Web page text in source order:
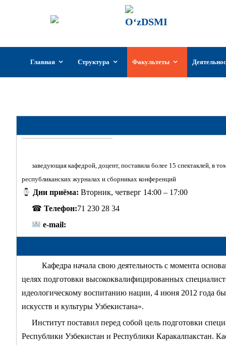
содержимому
Главная Структура Факультеты
заведующая кафедрой, доцент, поставила более 15 спектаклей, в
республиканских журналах и сборниках конференций
Дни приёма:Вторник, четверг 14:00 – 17:00
☎ Телефон:71 230 28 34
e-mail:
Кафедра начала свою деятельность с момента
целях подготовки высококвалифицированных
идеологическому воспитанию нации, 4 июня 2012 года
искусств и культуры Узбекистана».
Институт поставил перед собой цель подготовки
Республики Узбекистан и Республики Каракалпакстан.